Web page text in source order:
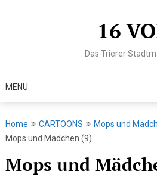
16
Das Trierer
MENU
Home CARTOONS
Mops und
Mops und Mädchen (9)
Mops und